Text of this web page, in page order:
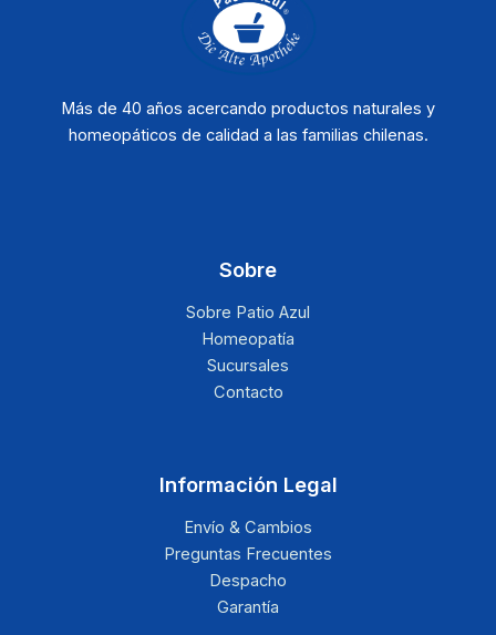
Más de 40 años acercando productos naturales y
homeopáticos de calidad a las familias chilenas.
Sobre
Sobre Patio Azul
Homeopatía
Sucursales
Contacto
Información Legal
Envío & Cambios
Preguntas Frecuentes
Despacho
Garantía